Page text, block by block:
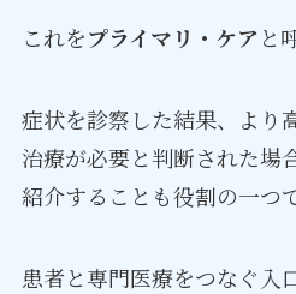
これをプライマリ・ケアと
症状を診察した結果、より
治療が必要と判断された場
紹介することも役割の一つで
患者と専門医療をつなぐ入